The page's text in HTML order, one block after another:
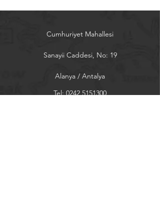
Cumhuriyet Mahallesi
Sanayii Caddesi, No: 19
Alanya / Antalya
Tel:0242 5151300